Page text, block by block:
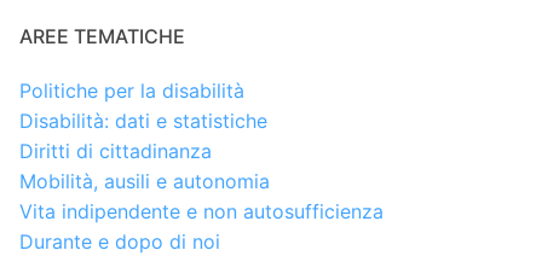
AREE TEMATICHE
Politiche per la disabilità
Disabilità: dati e statistiche
Diritti di cittadinanza
Mobilità, ausili e autonomia
Vita indipendente e non autosufficienza
Durante e dopo di noi